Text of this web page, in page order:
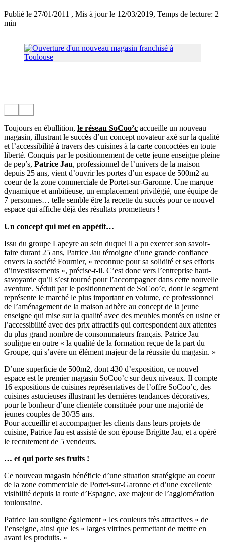
Publié le 27/01/2011 , Mis à jour le 12/03/2019, Temps de lecture: 2
min
Toujours en ébullition, le réseau SoCoo’c accueille un nouveau
magasin, illustrant le succès d’un concept novateur axé sur la qualité
et l’accessibilité à travers des cuisines à la carte concoctées en toute
liberté. Conquis par le positionnement de cette jeune enseigne pleine
de pep’s, Patrice Jau, professionnel de l’univers de la maison
depuis 25 ans, vient d’ouvrir les portes d’un espace de 500m2 au
coeur de la zone commerciale de Portet-sur-Garonne. Une marque
dynamique et ambitieuse, un emplacement privilégié, une équipe de
7 personnes… telle semble être la recette du succès pour ce nouvel
espace qui affiche déjà des résultats prometteurs !
Un concept qui met en appétit…
Issu du groupe Lapeyre au sein duquel il a pu exercer son savoir-
faire durant 25 ans, Patrice Jau témoigne d’une grande confiance
envers la société Fournier, « reconnue pour sa solidité et ses efforts
d’investissements », précise-t-il. C’est donc vers l’entreprise haut-
savoyarde qu’il s’est tourné pour l’accompagner dans cette nouvelle
aventure. Séduit par le positionnement de SoCoo’c, dont le segment
représente le marché le plus important en volume, ce professionnel
de l’aménagement de la maison adhère au concept de la jeune
enseigne qui mise sur la qualité avec des meubles montés en usine et
l’accessibilité avec des prix attractifs qui correspondent aux attentes
du plus grand nombre de consommateurs français. Patrice Jau
souligne en outre « la qualité de la formation reçue de la part du
Groupe, qui s’avère un élément majeur de la réussite du magasin. »
D’une superficie de 500m2, dont 430 d’exposition, ce nouvel
espace est le premier magasin SoCoo’c sur deux niveaux. Il compte
16 expositions de cuisines représentatives de l’offre SoCoo’c, des
cuisines astucieuses illustrant les dernières tendances décoratives,
pour le bonheur d’une clientèle constituée pour une majorité de
jeunes couples de 30/35 ans.
Pour accueillir et accompagner les clients dans leurs projets de
cuisine, Patrice Jau est assisté de son épouse Brigitte Jau, et a opéré
le recrutement de 5 vendeurs.
… et qui porte ses fruits !
Ce nouveau magasin bénéficie d’une situation stratégique au coeur
de la zone commerciale de Portet-sur-Garonne et d’une excellente
visibilité depuis la route d’Espagne, axe majeur de l’agglomération
toulousaine.
Patrice Jau souligne également « les couleurs très attractives » de
l’enseigne, ainsi que les « larges vitrines permettant de mettre en
avant les produits. »